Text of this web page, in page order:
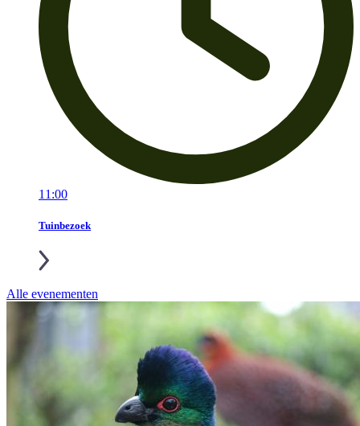
11:00
Tuinbezoek
Alle evenementen